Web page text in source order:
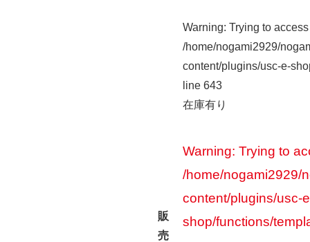
Warning: Trying to
/home/nogami2929/
content/plugins/usc-e-
line643
在庫有り
販
売
Warning: Trying to
/home/nogami2929/
content/plugins/usc-
shop/functions/